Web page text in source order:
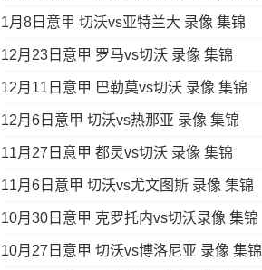
1月8日意甲 切沃vs亚特兰大 录像 集锦
12月23日意甲 罗马vs切沃 录像 集锦
12月11日意甲 巴勒莫vs切沃 录像 集锦
12月6日意甲 切沃vs热那亚 录像 集锦
11月27日意甲 都灵vs切沃 录像 集锦
11月6日意甲 切沃vs尤文图斯 录像 集锦
10月30日意甲 克罗托内vs切沃录像 集锦
10月27日意甲 切沃vs博洛尼亚 录像 集锦